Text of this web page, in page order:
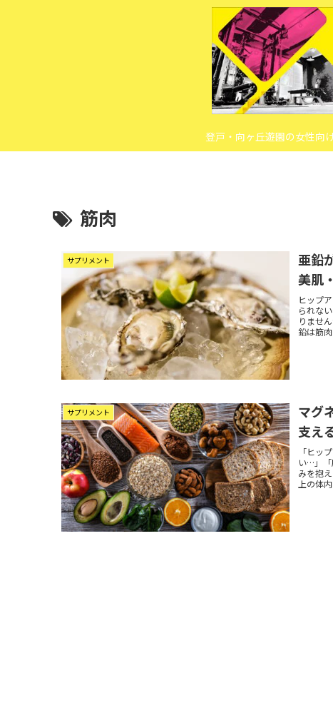
登戸・向ヶ丘遊園の女性向
筋肉
サプリメント
亜鉛
美肌
ヒップ
られな
りませ
鉛は筋
サプリメント
マグ
支え
「ヒッ
い…」「
みを抱
上の体